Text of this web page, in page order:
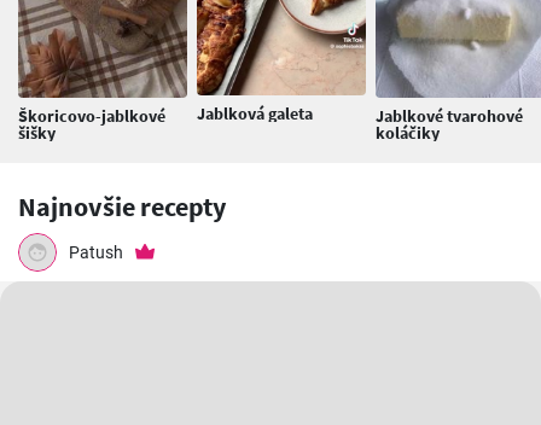
Škoricovo-jablkové
šišky
Jablková galeta Jablkové tvarohové
koláčiky
Najnovšie recepty
Patush